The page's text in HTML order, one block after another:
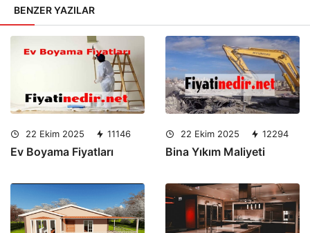
BENZER YAZILAR
22 Ekim 2025 11146
Ev Boyama Fiyatları
22 Ekim 2025 12294
Bina Yıkım Maliyeti